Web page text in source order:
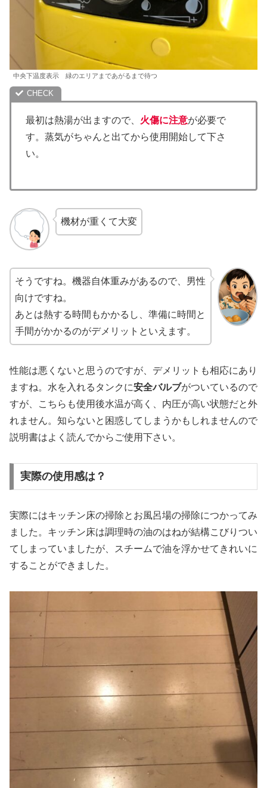
中央下温度表示 緑のエリアまであがるまで待つ
最初は熱湯が出ますので、 火傷に注意が必要で
す。蒸気がちゃんと出てから使用開始して下さ
い。
機材が重くて大変
そうですね。機器自体重みがあるので、男性
向けですね。
あとは熱する時間もかかるし、準備に時間と
手間がかかるのがデメリットといえます。
性能は悪くないと思うのですが、デメリットも相応にあり
ますね。水を入れるタンクに安全バルブがついているので
すが、こちらも使用後水温が高く、内圧が高い状態だと外
れません。知らないと困惑してしまうかもしれませんので
説明書はよく読んでからご使用下さい。
実際の使用感は？
実際にはキッチン床の掃除とお風呂場の掃除につかってみ
ました。キッチン床は調理時の油のはねが結構こびりつい
てしまっていましたが、スチームで油を浮かせてきれいに
することができました。